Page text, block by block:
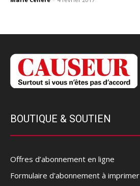
BOUTIQUE & SOUTIEN
Offres d’abonnement en ligne
Formulaire d'abonnement à imprimer